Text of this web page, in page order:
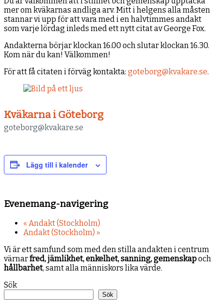
mer om kväkarnas andliga arv. Mitt i helgens alla måsten
stannar vi upp för att vara med i en halvtimmes andakt
som varje lördag inleds med ett nytt citat av George Fox.
Andakterna börjar klockan 16.00 och slutar klockan 16.30.
Kom när du kan! Välkommen!
För att få citaten i förväg kontakta: goteborg@kvakare.se.
Kväkarna i Göteborg
goteborg@kvakare.se
Lägg till i kalender
Evenemang-navigering
« Andakt (Stockholm)
Andakt (Stockholm) »
Vi är ett samfund som med den stilla andakten i centrum
värnarfred, jämlikhet, enkelhet, sanning, gemenskapoch
hållbarhet, samt alla människors lika värde.
Sök
Sök